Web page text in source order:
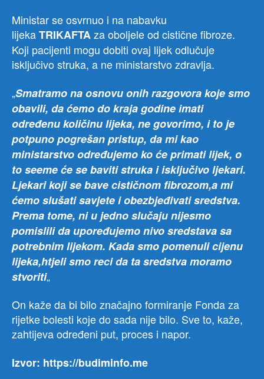
Ministar se osvrnuo i na nabavku
lijekaTRIKAFTAza oboljele od cistične fibroze.
Koji pacijenti mogu dobiti ovaj lijek odlučuje
isključivo struka, a ne ministarstvo zdravlja.
„Smatramo na osnovu onih razgovora koje smo
obavili, da ćemo do kraja godine imati
određenu količinu lijeka, ne govorimo, i to je
potpuno pogrešan pristup, da mi kao
ministarstvo određujemo ko će primati lijek, o
to seeme će se baviti struka i isključivo ljekari.
Ljekari koji se bave cističnom fibrozom,a mi
ćemo slušati savjete i obezbjeđivati sredstva.
Prema tome, ni u jedno slučaju nijesmo
pomislili da upoređujemo nivo sredstava sa
potrebnim lijekom. Kada smo pomenuli cijenu
lijeka,htjeli smo reci da ta sredstva moramo
stvoriti„
On kaže da bi bilo značajno formiranje Fonda za
rijetke bolesti koje do sada nije bilo. Sve to, kaže,
zahtijeva određeni put, proces i napor.
Izvor: https://budiminfo.me